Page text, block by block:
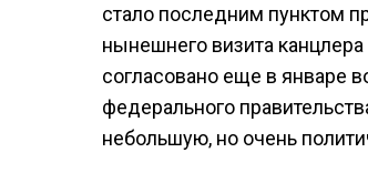
стало последним пунктом
нынешнего визита
согласовано еще в январе
федерального
небольшую, но очень